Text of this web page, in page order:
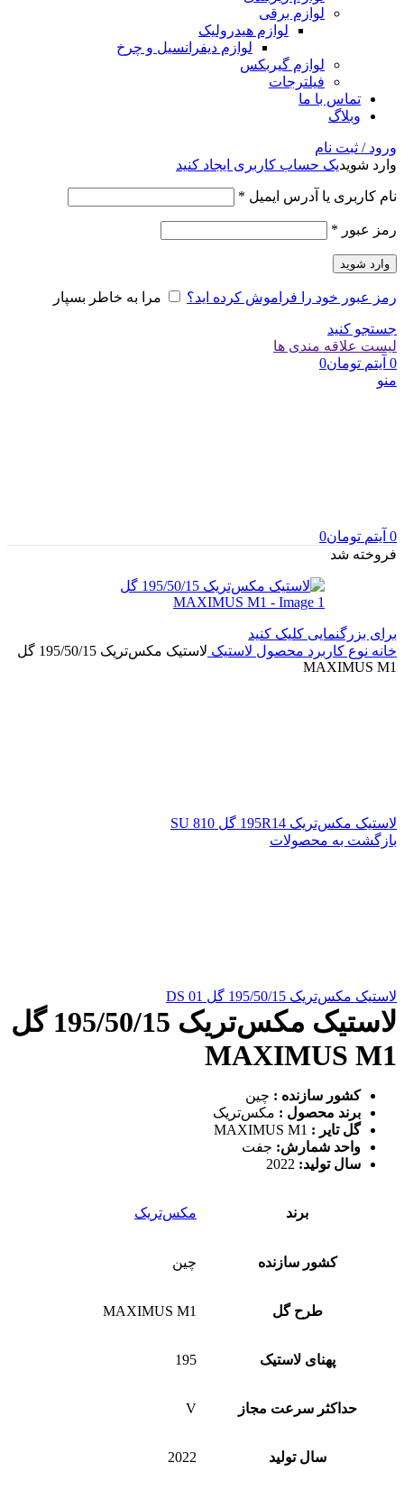
لوازم برقی
لوازم هیدرولیک
لوازم دیفرانسیل و چرخ
لوازم گیربکس
فیلترجات
تماس با ما
وبلاگ
ورود / ثبت نام
وارد شویدیک حساب کاربری ایجاد کنید
نام کاربری یا آدرس ایمیل *
رمز عبور *
وارد شوید
رمز عبور خود را فراموش کرده اید؟ مرا به خاطر بسپار
جستجو کنید
لیست علاقه مندی ها
0 آیتم تومان0
منو
0 آیتم تومان0
فروخته شد
برای بزرگنمایی کلیک کنید
خانه نوع کاربرد محصول لاستیک
لاستیک مکس‌تریک 195/50/15 گل
MAXIMUS M1
لاستیک مکس‌تریک 195R14 گل SU 810
بازگشت به محصولات
لاستیک مکس‌تریک 195/50/15 گل DS 01
لاستیک مکس‌تریک 195/50/15 گل
MAXIMUS M1
کشور سازنده : چین
برند محصول : مکس‌تریک
گل تایر :
واحد شمارش: جفت
سال تولید:
برند مکس‌تریک
کشور سازنده چین
طرح گل MAXIMUS M1
پهنای لاستیک 195
حداکثر سرعت مجاز V
سال تولید 2022